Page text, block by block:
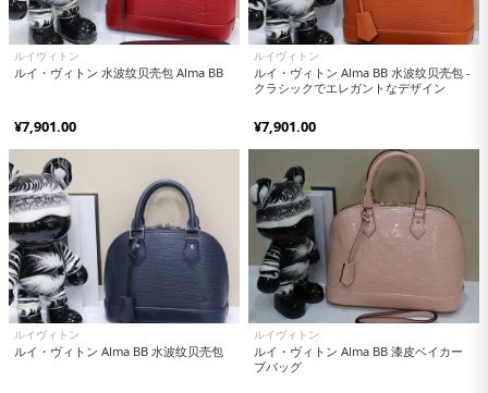
ルイヴィトン
ルイ・ヴィトン 水波纹贝壳包 Alma BB
¥7,901.00
ルイヴィトン
ルイ・ヴィトン Alma BB 水波纹贝壳包 -
クラシックでエレガントなデザイン
¥7,901.00
ルイヴィトン
ルイ・ヴィトン Alma BB 水波纹贝壳包
ルイヴィトン
ルイ・ヴィトン Alma BB 漆皮ベイカー
ブバッグ